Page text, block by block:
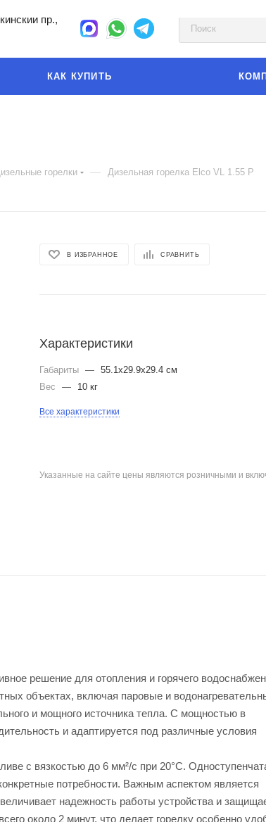
пр.,
КАК КУПИТЬ
горелки — Дизельная горелка Elco VL 1.55 P
В ИЗБРАННОЕ СРАВНИТЬ
Характеристики
Габариты —
55.1x29.9x29.4 см
Вес
— 10 кг
Все характеристики
Указанные на сайте цены являются розничными и
решение для отопления и горячего
объектах, включая паровые и
и мощного источника тепла. С мощностью в
и адаптируется под различные условия
с вязкостью до 6 мм²/с при 20°C.
потребности. Важным аспектом является
надежность работы устройства и
около 2 минут, что делает горелку особенно